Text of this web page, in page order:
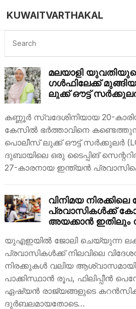
KUWAITVARTHAKAL
LATEST NEWS
മലയാളി
ഗൾഫിലേക്ക്
ലുക്ക് ഔട്ട്
കണ്ണൂർ സ്വദേശിനിയായ 20-
കേസിൽ ഭർത്താവിനെ
പൊലീസ് ലുക്ക് ഔട്ട് സർക്കുലർ
ദുബായിലെ ഒരു ടൈപ്പിങ്
27-കാരനായ ഇന്ത്യൻ
വിനിമയ നിരക്കിലെ
പ്രവാസികൾക്ക്
അയക്കാൻ ഇതിലും
യുഎഇയിൽ ജോലി ചെയ്യുന്ന
പ്രവാസികൾക്ക് നിലവിലെ
നിരക്കുകൾ വലിയ
പാക്കിസ്ഥാൻ രൂപ, ഫിലിപ്പീൻ
ഏഷ്യൻ രാജ്യങ്ങളുടെ
ദുർബലമായതോടെ…